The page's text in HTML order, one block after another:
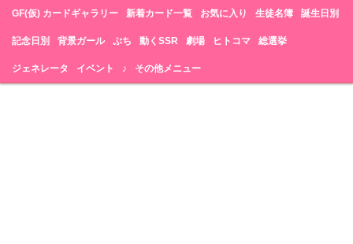
GF(仮) カードギャラリー 新着カード一覧 お気に入り 生徒名簿 誕生日別
記念日別 背景ガール ぷち 動くSSR 劇場 ヒトコマ 総選挙
ジェネレータ イベント ♪ その他メニュー